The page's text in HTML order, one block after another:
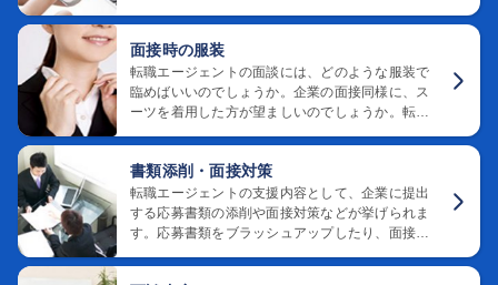
イントをまとめました。
面接時の服装
転職エージェントの面談には、どのような服装で
臨めばいいのでしょうか。企業の面接同様に、ス
ーツを着用した方が望ましいのでしょうか。転職
書類添削・面接対策
転職エージェントの支援内容として、企業に提出
する応募書類の添削や面接対策などが挙げられま
す。応募書類をブラッシュアップしたり、面接で